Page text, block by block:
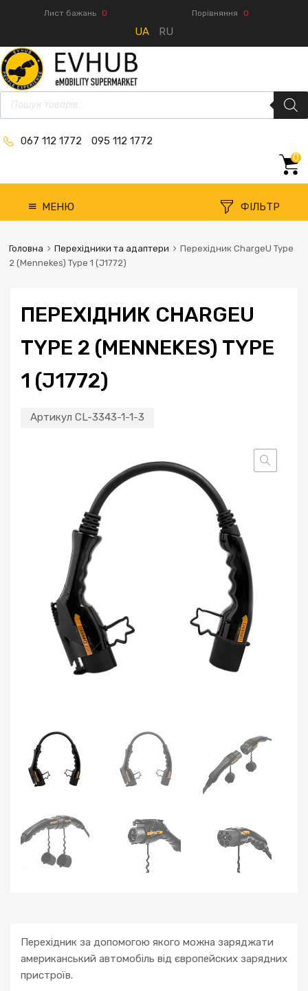
Лист бажань 0 Порівняння 0
UA RU
067 112 1772 095 112 1772
0
МЕНЮ ФІЛЬТР
Головна Перехідники та адаптери
Перехідник ChargeU Type
2 (Mennekes) Type 1 (J1772)
ПЕРЕХІДНИК CHARGEU
TYPE 2 (MENNEKES) TYPE
1 (J1772)
Артикул CL-3343-1-1-3
Перехідник за допомогою якого можна заряджати
американський автомобіль від європейских зарядних
пристроїв.